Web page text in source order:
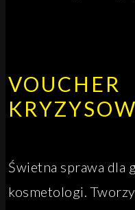
VOUCHER
Świetna sprawa
kosmetologi.